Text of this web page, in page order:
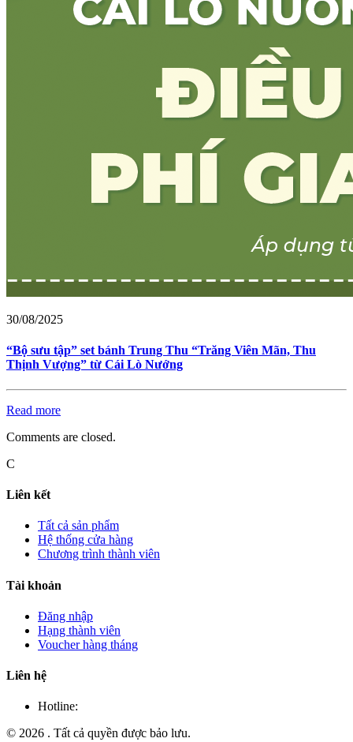
30/08/2025
“Bộ sưu tập” set bánh Trung Thu “Trăng Viên Mãn, Thu
Thịnh Vượng” từ Cái Lò Nướng
Read more
Comments are closed.
C
Liên kết
Tất cả sản phẩm
Hệ thống cửa hàng
Chương trình thành viên
Tài khoản
Đăng nhập
Hạng thành viên
Voucher hàng tháng
Liên hệ
Hotline:
© 2026 . Tất cả quyền được bảo lưu.